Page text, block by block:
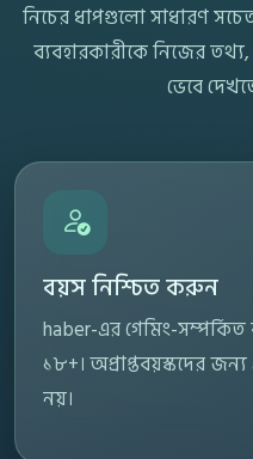
নিচের ধাপগুলো সাধারণ
ব্যবহারকারীকে নিজের
ভেবে
বয়স নিশ্চিত করুন
haber-এর গেমিং-সম্পর্কিত
১৮+। অপ্রাপ্তবয়স্কদের
নয়।